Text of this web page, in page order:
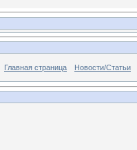
Главная страница Новости/Статьи